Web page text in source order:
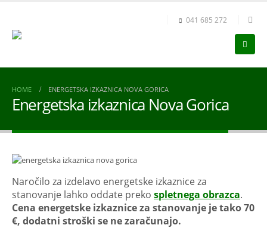
041 685 272
HOME ENERGETSKA IZKAZNICA NOVA GORICA
Energetska izkaznica Nova Gorica
Naročilo za izdelavo energetske izkaznice za
stanovanje lahko oddate preko spletnega obrazca.
Cena energetske izkaznice za stanovanje je tako 70
€, dodatni stroški se ne zaračunajo.